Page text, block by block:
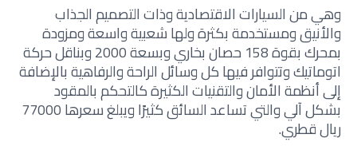
وهي من السيارات الاقتصادية وذات التصميم الجذاب
والأنيق ومستخدمة بكثرة ولها شعبية واسعة ومزودة
بمحرك بقوة 158 حصان بخاري وبسعة 2000 وبناقل حركة
اتوماتيك وتتوافر فيها كل وسائل الراحة والرفاهية بالإضافة
إلى أنظمة الأمان والتقنيات الكثيرة كالتحكم بالمقود
بشكل آلي والتي تساعد السائق كثيرًا ويبلغ سعرها 77000
ريال قطري.